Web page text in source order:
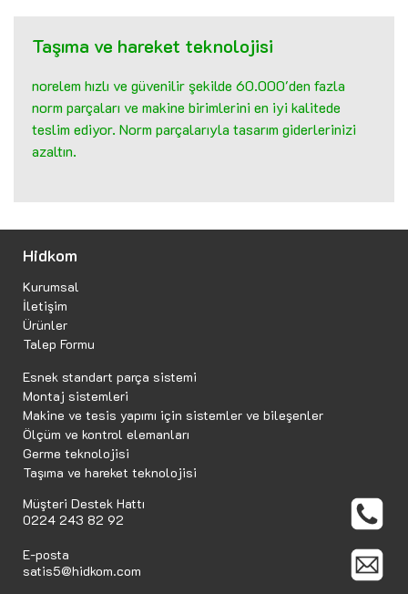
Taşıma ve hareket teknolojisi
norelem hızlı ve güvenilir şekilde 60.000'den fazla
norm parçaları ve makine birimlerini en iyi kalitede
teslim ediyor. Norm parçalarıyla tasarım giderlerinizi
azaltın.
Hidkom
Kurumsal
İletişim
Ürünler
Talep Formu
Esnek standart parça sistemi
Montaj sistemleri
Makine ve tesis yapımı için sistemler ve bileşenler
Ölçüm ve kontrol elemanları
Germe teknolojisi
Taşıma ve hareket teknolojisi
Müşteri Destek Hattı
0224 243 82 92
E-posta
satis5@hidkom.com